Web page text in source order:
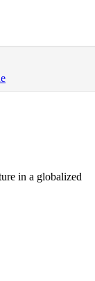
in a globalized